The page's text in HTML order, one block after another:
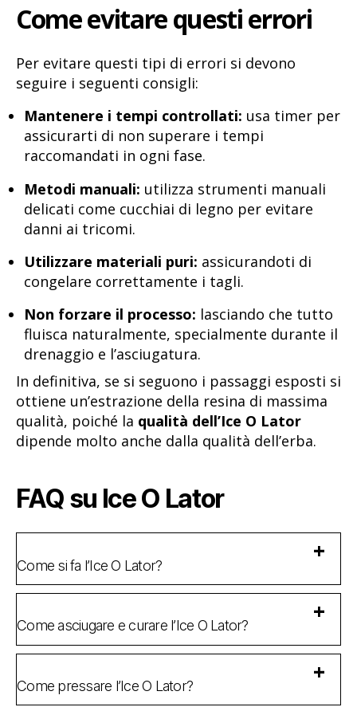
Come evitare questi errori
Per evitare questi tipi di errori si devono
seguire i seguenti consigli:
Mantenere i tempi controllati: usa timer per
assicurarti di non superare i tempi
raccomandati in ogni fase.
Metodi manuali: utilizza strumenti manuali
delicati come cucchiai di legno per evitare
danni ai tricomi.
Utilizzare materiali puri: assicurandoti di
congelare correttamente i tagli.
Non forzare il processo: lasciando che tutto
fluisca naturalmente, specialmente durante il
drenaggio e l’asciugatura.
In definitiva, se si seguono i passaggi esposti si
ottiene un’estrazione della resina di massima
qualità, poiché la qualità dell’Ice O Lator
dipende molto anche dalla qualità dell’erba.
FAQ su Ice O Lator
Come si fa l’Ice O Lator?
Come asciugare e curare l’Ice O Lator?
Come pressare l’Ice O Lator?